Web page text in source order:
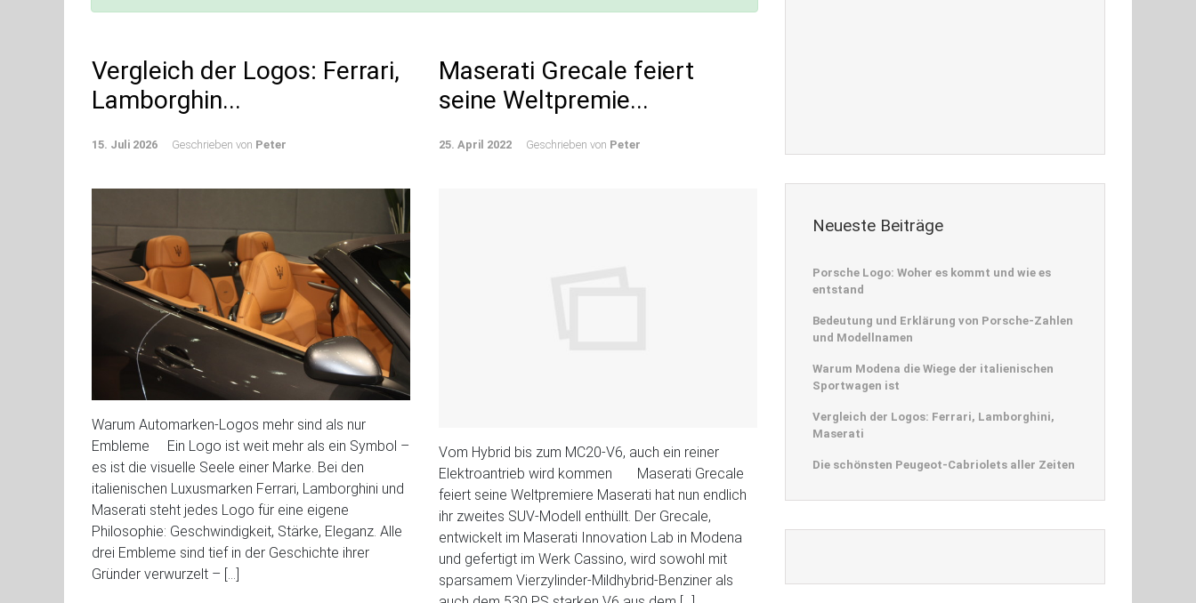
Vergleich der Logos: Ferrari,
Lamborghin...
15. Juli 2026 Geschrieben von Peter
Warum Automarken-Logos mehr sind als nur
Embleme Ein Logo ist weit mehr als ein Symbol –
es ist die visuelle Seele einer Marke. Bei den
italienischen Luxusmarken Ferrari, Lamborghini und
Maserati steht jedes Logo für eine eigene
Philosophie: Geschwindigkeit, Stärke, Eleganz. Alle
drei Embleme sind tief in der Geschichte ihrer
Gründer verwurzelt – […]
Maserati Grecale feiert
seine Weltpremie...
25. April 2022 Geschrieben von Peter
Vom Hybrid bis zum MC20-V6, auch ein reiner
Elektroantrieb wird kommen Maserati Grecale
feiert seine Weltpremiere Maserati hat nun endlich
ihr zweites SUV-Modell enthüllt. Der Grecale,
entwickelt im Maserati Innovation Lab in Modena
und gefertigt im Werk Cassino, wird sowohl mit
sparsamem Vierzylinder-Mildhybrid-Benziner als
Neueste Beiträge
Porsche Logo: Woher es kommt und wie es
entstand
Bedeutung und Erklärung von Porsche-Zahlen
und Modellnamen
Warum Modena die Wiege der italienischen
Sportwagen ist
Vergleich der Logos: Ferrari, Lamborghini,
Maserati
Die schönsten Peugeot-Cabriolets aller Zeiten